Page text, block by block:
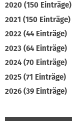
2020 (150 Einträge)
2021 (150 Einträge)
2022 (44 Einträge)
2023 (64 Einträge)
2024 (70 Einträge)
2025 (71 Einträge)
2026 (39 Einträge)